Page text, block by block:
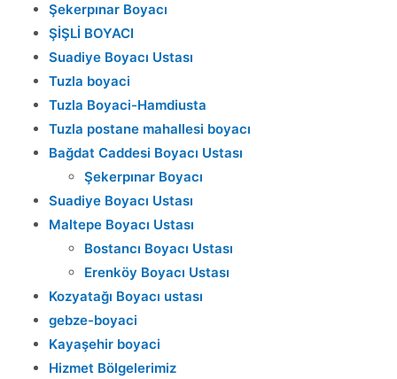
Şekerpınar Boyacı
ŞİŞLİ BOYACI
Suadiye Boyacı Ustası
Tuzla boyaci
Tuzla Boyaci-Hamdiusta
Tuzla postane mahallesi boyacı
Bağdat Caddesi Boyacı Ustası
Şekerpınar Boyacı
Suadiye Boyacı Ustası
Maltepe Boyacı Ustası
Bostancı Boyacı Ustası
Erenköy Boyacı Ustası
Kozyatağı Boyacı ustası
gebze-boyaci
Kayaşehir boyaci
Hizmet Bölgelerimiz